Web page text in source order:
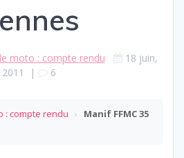
moto : compte rendu
18 juin,
2011
| 6
: compte rendu ›
Manif FFMC 35